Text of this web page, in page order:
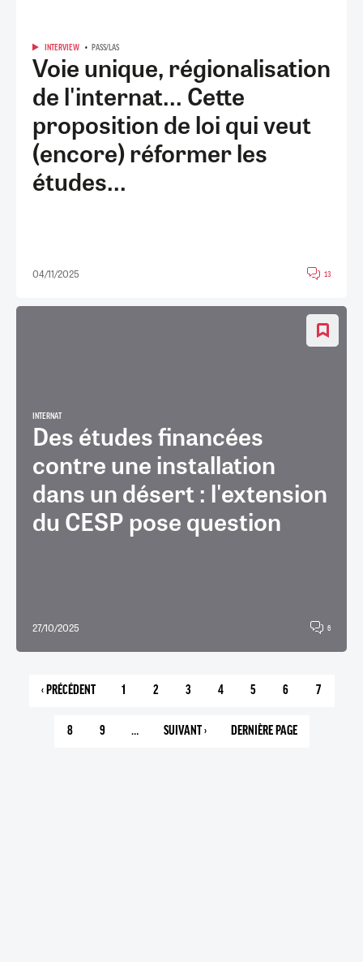
INTERVIEW PASS/LAS
Voie unique, régionalisation
de l'internat... Cette
proposition de loi qui veut
(encore) réformer les
études...
04/11/2025 13
INTERNAT
Des études financées
contre une installation
dans un désert : l'extension
du CESP pose question
27/10/2025 6
PAGE
‹ PRÉCÉDENT PAGE
1 PAGE
2
PAGE
3 PAGE
4 PAGE
5 PAGE
6 PAGE
7
PAGE
8 PAGE
9 …
PAGE
SUIVANT › DERNIÈRE PAGE
55